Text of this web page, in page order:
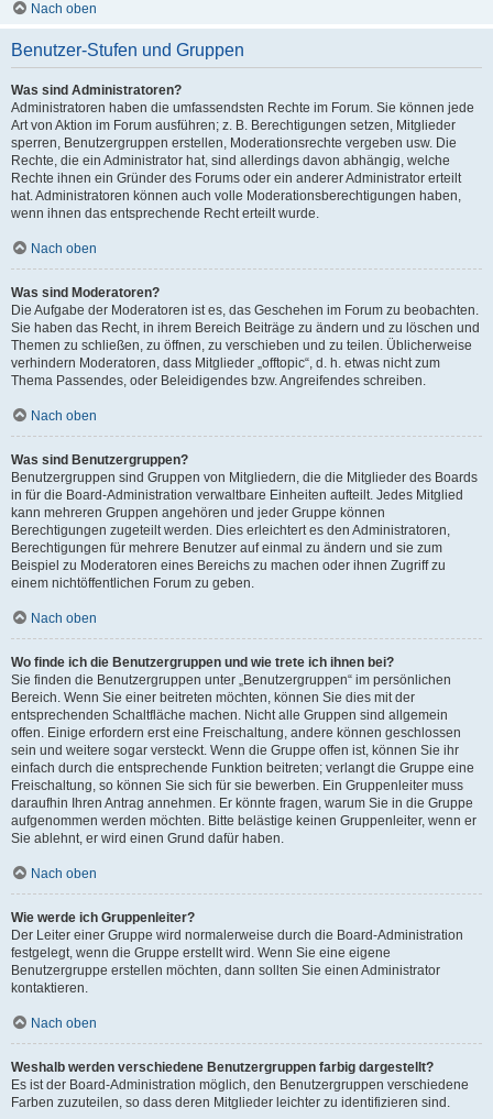
Nach oben
Benutzer-Stufen und Gruppen
Was sind Administratoren?
Administratoren haben die umfassendsten Rechte im Forum. Sie können jede
Art von Aktion im Forum ausführen; z. B. Berechtigungen setzen, Mitglieder
sperren, Benutzergruppen erstellen, Moderationsrechte vergeben usw. Die
Rechte, die ein Administrator hat, sind allerdings davon abhängig, welche
Rechte ihnen ein Gründer des Forums oder ein anderer Administrator erteilt
hat. Administratoren können auch volle Moderationsberechtigungen haben,
wenn ihnen das entsprechende Recht erteilt wurde.
Nach oben
Was sind Moderatoren?
Die Aufgabe der Moderatoren ist es, das Geschehen im Forum zu beobachten.
Sie haben das Recht, in ihrem Bereich Beiträge zu ändern und zu löschen und
Themen zu schließen, zu öffnen, zu verschieben und zu teilen. Üblicherweise
verhindern Moderatoren, dass Mitglieder „offtopic“, d. h. etwas nicht zum
Thema Passendes, oder Beleidigendes bzw. Angreifendes schreiben.
Nach oben
Was sind Benutzergruppen?
Benutzergruppen sind Gruppen von Mitgliedern, die die Mitglieder des Boards
in für die Board-Administration verwaltbare Einheiten aufteilt. Jedes Mitglied
kann mehreren Gruppen angehören und jeder Gruppe können
Berechtigungen zugeteilt werden. Dies erleichtert es den Administratoren,
Berechtigungen für mehrere Benutzer auf einmal zu ändern und sie zum
Beispiel zu Moderatoren eines Bereichs zu machen oder ihnen Zugriff zu
einem nichtöffentlichen Forum zu geben.
Nach oben
Wo finde ich die Benutzergruppen und wie trete ich ihnen bei?
Sie finden die Benutzergruppen unter „Benutzergruppen“ im persönlichen
Bereich. Wenn Sie einer beitreten möchten, können Sie dies mit der
entsprechenden Schaltfläche machen. Nicht alle Gruppen sind allgemein
offen. Einige erfordern erst eine Freischaltung, andere können geschlossen
sein und weitere sogar versteckt. Wenn die Gruppe offen ist, können Sie ihr
einfach durch die entsprechende Funktion beitreten; verlangt die Gruppe eine
Freischaltung, so können Sie sich für sie bewerben. Ein Gruppenleiter muss
daraufhin Ihren Antrag annehmen. Er könnte fragen, warum Sie in die Gruppe
aufgenommen werden möchten. Bitte belästige keinen Gruppenleiter, wenn er
Sie ablehnt, er wird einen Grund dafür haben.
Nach oben
Wie werde ich Gruppenleiter?
Der Leiter einer Gruppe wird normalerweise durch die Board-Administration
festgelegt, wenn die Gruppe erstellt wird. Wenn Sie eine eigene
Benutzergruppe erstellen möchten, dann sollten Sie einen Administrator
kontaktieren.
Nach oben
Weshalb werden verschiedene Benutzergruppen farbig dargestellt?
Es ist der Board-Administration möglich, den Benutzergruppen verschiedene
Farben zuzuteilen, so dass deren Mitglieder leichter zu identifizieren sind.